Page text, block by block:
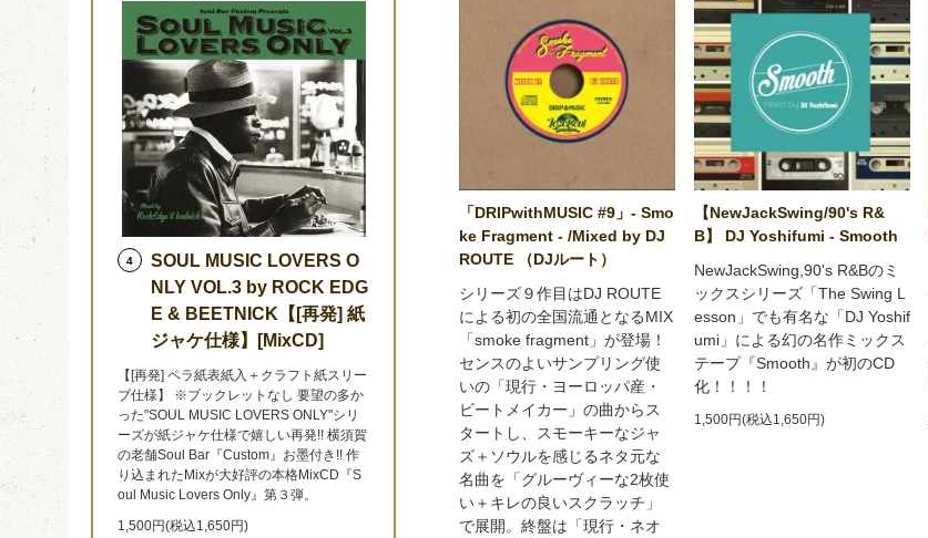
「DRIPwithMUSIC #9」- Smo
ke Fragment - /Mixed by DJ
ROUTE （DJルート）
シリーズ９作目はDJ ROUTE
による初の全国流通となるMIX
「smoke fragment」が登場！
センスのよいサンプリング使
いの「現行・ヨーロッパ産・
ビートメイカー」の曲からス
タートし、スモーキーなジャ
ズ＋ソウルを感じるネタ元な
名曲を「グルーヴィーな2枚使
い＋キレの良いスクラッチ」
で展開。終盤は「現行・ネオ
【NewJackSwing/90's R&
B】 DJ Yoshifumi - Smooth
NewJackSwing,90's R&Bのミ
ックスシリーズ「The Swing L
esson」でも有名な「DJ Yoshif
umi」による幻の名作ミックス
テープ『Smooth』が初のCD
化！！！！
1,500円(税込1,650円)
4
SOUL MUSIC LOVERS O
NLY VOL.3 by ROCK EDG
E & BEETNICK【[再発] 紙
ジャケ仕様】[MixCD]
【[再発] ペラ紙表紙入＋クラフト紙スリー
ブ仕様】 ※ブックレットなし 要望の多か
った"SOUL MUSIC LOVERS ONLY"シリ
ーズが紙ジャケ仕様で嬉しい再発!! 横須賀
の老舗Soul Bar『Custom』お墨付き!! 作
り込まれたMixが大好評の本格MixCD『S
oul Music Lovers Only』第３弾。
1,500円(税込1,650円)